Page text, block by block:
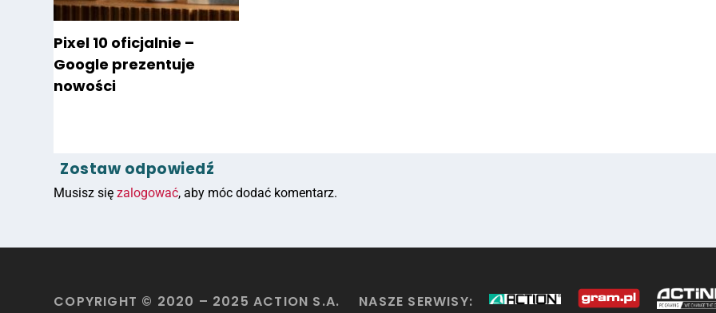
Pixel 10 oficjalnie –
Google prezentuje
nowości
Zostaw odpowiedź
Musisz sięzalogować, aby móc dodać komentarz.
COPYRIGHT © 2020 – 2025 ACTION S.A. NASZE SERWISY: